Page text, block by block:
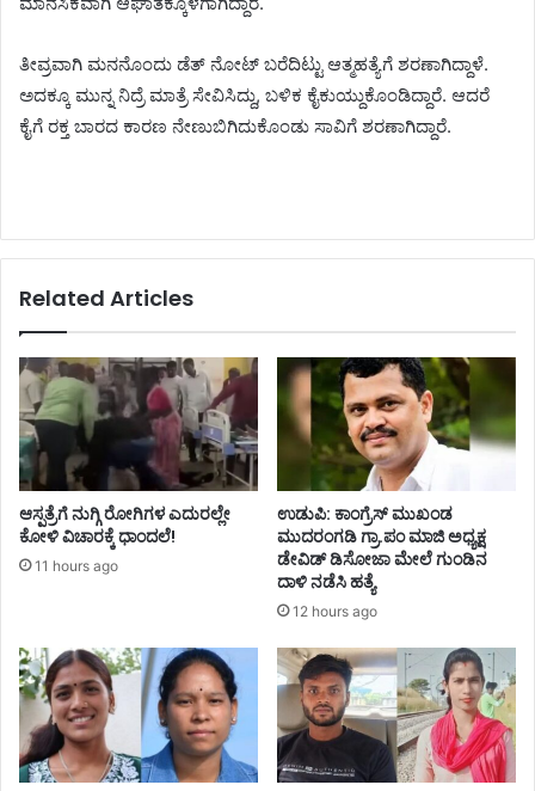
ತೀವ್ರವಾಗಿ ಮನನೊಂದು ಡೆತ್ ನೋಟ್ ಬರೆದಿಟ್ಟು ಆತ್ಮಹತ್ಯೆಗೆ ಶರಣಾಗಿದ್ದಾಳೆ.
ಅದಕ್ಕೂ ಮುನ್ನ ನಿದ್ರೆ ಮಾತ್ರೆ ಸೇವಿಸಿದ್ದು, ಬಳಿಕ ಕೈಕುಯ್ದುಕೊಂಡಿದ್ದಾರೆ. ಆದರೆ
ಕೈಗೆ ರಕ್ತ ಬಾರದ ಕಾರಣ ನೇಣುಬಿಗಿದುಕೊಂಡು ಸಾವಿಗೆ ಶರಣಾಗಿದ್ದಾರೆ.
Related Articles
ಆಸ್ಪತ್ರೆಗೆ ನುಗ್ಗಿ ರೋಗಿಗಳ ಎದುರಲ್ಲೇ
ಕೋಳಿ ವಿಚಾರಕ್ಕೆ ಧಾಂದಲೆ!
11 hours ago
ಉಡುಪಿ: ಕಾಂಗ್ರೆಸ್‌ ಮುಖಂಡ
ಮುದರಂಗಡಿ ಗ್ರಾ.ಪಂ ಮಾಜಿ ಅಧ್ಯಕ್ಷ
ಡೇವಿಡ್‌ ಡಿಸೋಜಾ ಮೇಲೆ ಗುಂಡಿನ
ದಾಳಿ ನಡೆಸಿ ಹತ್ಯೆ
12 hours ago